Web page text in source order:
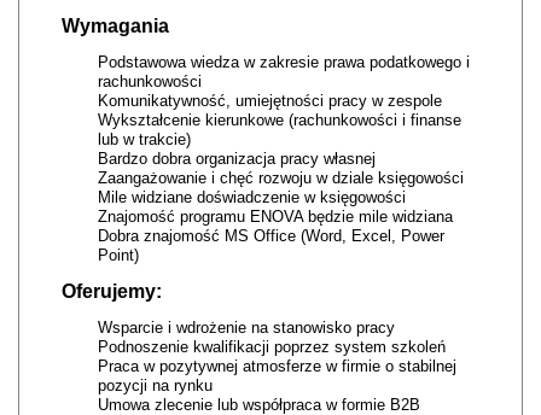
Wymagania
Podstawowa wiedza w zakresie prawa podatkowego i
rachunkowości
Komunikatywność, umiejętności pracy w zespole
Wykształcenie kierunkowe (rachunkowości i finanse
lub w trakcie)
Bardzo dobra organizacja pracy własnej
Zaangażowanie i chęć rozwoju w dziale księgowości
Mile widziane doświadczenie w księgowości
Znajomość programu ENOVA będzie mile widziana
Dobra znajomość MS Office (Word, Excel, Power
Point)
Oferujemy:
Wsparcie i wdrożenie na stanowisko pracy
Podnoszenie kwalifikacji poprzez system szkoleń
Praca w pozytywnej atmosferze w firmie o stabilnej
pozycji na rynku
Umowa zlecenie lub współpraca w formie B2B